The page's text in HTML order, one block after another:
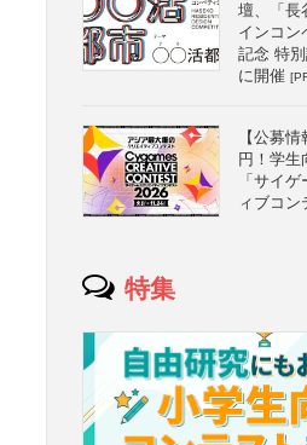
壇、「長
インコン
記念 特
に開催
【公募
円！学生
「サイ
ィブコン
特集